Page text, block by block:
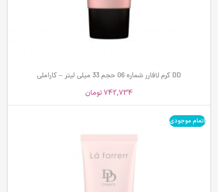
DD کرم لافارر شماره 06 حجم 33 میلی لیتر – کاراملی
742,734تومان
اتمام موجودی